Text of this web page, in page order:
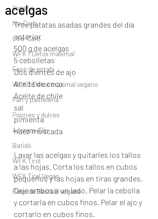
Vegano
No-Carb
Low-Carb
WFK 1 Detox maximal
Fase de estabi
WFK 2 Detox maximal vegano
Pan y pastelería
Postres y dulces
Aderezo /Dip
Batido
WFK Tirol
WFK Tirol Vegan
Fase de Bestabi vegano
acelgas
Tres patatas asadas grandes del día
anterior
500 g de acelgas
5 cebolletas
Dos dientes de ajo
Aceite de coco
Aceite de chile
sal
pimienta
nuez moscada
Lavar las acelgas y quitarles los tallos
a las hojas. Corta los tallos en cubos
pequeños y las hojas en tiras grandes.
Deje ambos a un lado. Pelar la cebolla
y cortarla en cubos finos. Pelar el ajo y
cortarlo en cubos finos.